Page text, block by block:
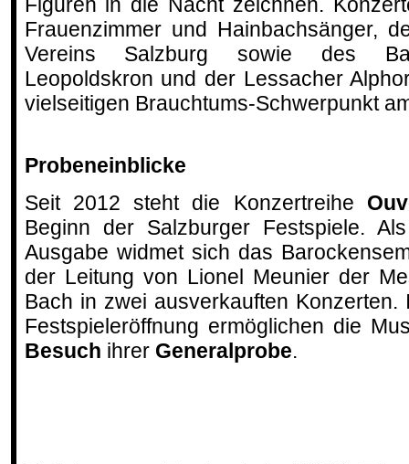
Frauenzimmer und Hainbachsänger,
Vereins Salzburg sowie des
Leopoldskron und der Lessacher
vielseitigen Brauchtums-Schwerpunkt
Probeneinblicke
Seit 2012 steht die Konzertreihe
Beginn der Salzburger Festspiele.
Ausgabe widmet sich das
der Leitung von Lionel Meunier der
Bach in zwei ausverkauften
Festspieleröffnung ermöglichen die
Besuch ihrer Generalprobe.